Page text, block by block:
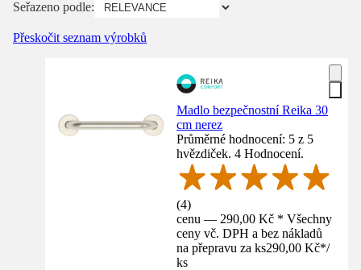
Seřazeno podle:
Přeskočit seznam výrobků
Madlo bezpečnostní Reika 30
cm nerez
Průměrné hodnocení: 5 z 5
hvězdiček. 4 Hodnocení.
(4)
cenu — 290,00 Kč * Všechny
ceny vč. DPH a bez nákladů
na přepravu za ks290,00 Kč*/
ks